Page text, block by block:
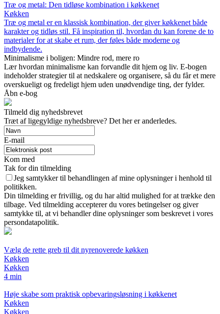
Træ og metal: Den tidløse kombination i køkkenet
Køkken
Træ og metal er en klassisk kombination, der giver køkkenet både
karakter og tidløs stil. Få inspiration til, hvordan du kan forene de to
materialer for at skabe et rum, der føles både moderne og
indbydende.
Minimalisme i boligen: Mindre rod, mere ro
Lær hvordan minimalisme kan forvandle dit hjem og liv. E-bogen
indeholder strategier til at nedskalere og organisere, så du får et mere
overskueligt og fredeligt hjem uden unødvendige ting, der fylder.
Åbn e-bog
Tilmeld dig nyhedsbrevet
Træt af ligegyldige nyhedsbreve? Det her er anderledes.
E-mail
Kom med
Tak for din tilmelding
Jeg samtykker til behandlingen af mine oplysninger i henhold til
politikken.
Din tilmelding er frivillig, og du har altid mulighed for at trække den
tilbage. Ved tilmelding accepterer du vores betingelser og giver
samtykke til, at vi behandler dine oplysninger som beskrevet i vores
persondatapolitik.
Vælg de rette greb til dit nyrenoverede køkken
Køkken
Køkken
4 min
Høje skabe som praktisk opbevaringsløsning i køkkenet
Køkken
Køkken